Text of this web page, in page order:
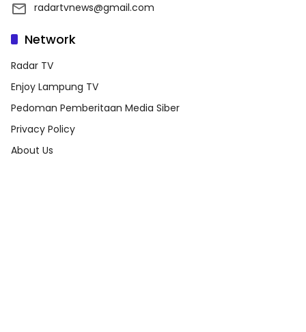
radartvnews@gmail.com
Network
Radar TV
Enjoy Lampung TV
Pedoman Pemberitaan Media Siber
Privacy Policy
About Us